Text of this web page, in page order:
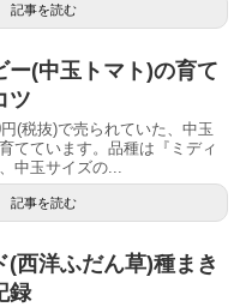
記事を読む
ー(中玉トマト)の育て
ツ
(税抜)で売られていた、中玉
てています。品種は『ミディ
中玉サイズの...
記事を読む
(西洋ふだん草)種まき
録